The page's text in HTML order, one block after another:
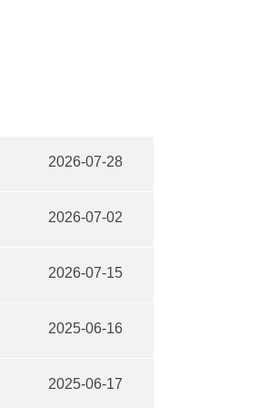
2026-07-28
2026-07-02
2026-07-15
2025-06-16
2025-06-17